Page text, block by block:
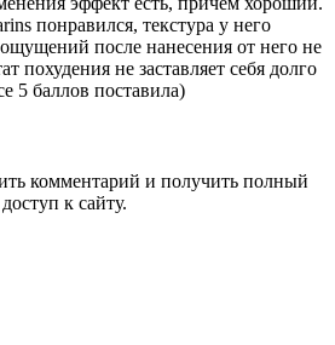
понравился, текстура у него
после нанесения от него не
похудения не заставляет себя долго
5 баллов поставила)
комментарий и получить полный
доступ к сайту.